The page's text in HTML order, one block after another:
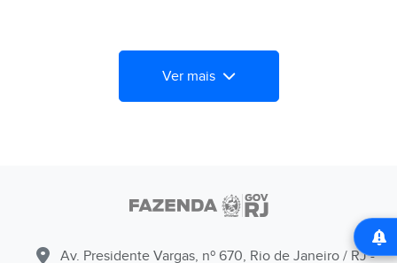
Ver mais
Av. Presidente Vargas, nº 670, Rio de Janeiro / RJ -